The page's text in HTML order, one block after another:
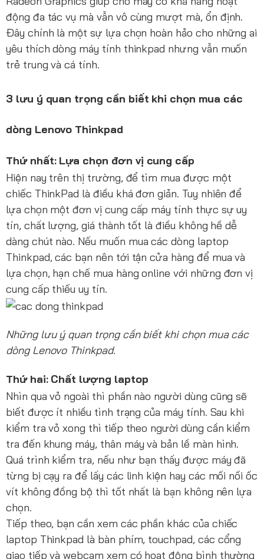
động đa tác vụ mà vẫn vô cùng mượt mà, ổn định.
Đây chính là một sự lựa chọn hoàn hảo cho những ai
yêu thích dòng máy tính thinkpad nhưng vẫn muốn
trẻ trung và cá tính.
3 lưu ý quan trọng cần biết khi chọn mua các
dòng Lenovo Thinkpad
Thứ nhất: Lựa chọn đơn vị cung cấp
Hiện nay trên thị trường, để tìm mua được một
chiếc ThinkPad là điều khá đơn giản. Tuy nhiên để
lựa chọn một đơn vị cung cấp máy tính thực sự uy
tín, chất lượng, giá thành tốt là điều không hề dễ
dàng chút nào. Nếu muốn mua các dòng laptop
Thinkpad, các bạn nên tới tận cửa hàng để mua và
lựa chọn, hạn chế mua hàng online với những đơn vị
cung cấp thiếu uy tín.
Những lưu ý quan trọng cần biết khi chọn mua các
dòng Lenovo Thinkpad.
Thứ hai: Chất lượng laptop
Nhìn qua vỏ ngoài thì phần nào người dùng cũng sẽ
biết được ít nhiều tình trạng của máy tính. Sau khi
kiểm tra vỏ xong thì tiếp theo người dùng cần kiểm
tra đến khung máy, thân máy và bản lề màn hình.
Quá trình kiểm tra, nếu như bạn thấy được máy đã
từng bị cạy ra để lấy các linh kiện hay các mối nối ốc
vít không đồng bộ thì tốt nhất là bạn không nên lựa
chọn.
Tiếp theo, bạn cần xem các phần khác của chiếc
laptop Thinkpad là bàn phím, touchpad, các cổng
giao tiếp và webcam xem có hoạt động bình thường